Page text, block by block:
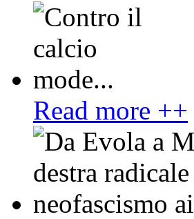
Read more ++